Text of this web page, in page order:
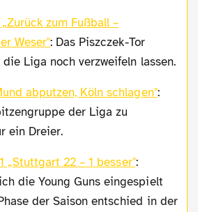
Weser": Das Piszczek-Tor
Liga noch verzweifeln lassen.
abputzen, Köln schlagen":
der Liga zu
ein Dreier.
„Stuttgart 22 – 1 besser":
die Young Guns eingespielt
der Saison entschied in der